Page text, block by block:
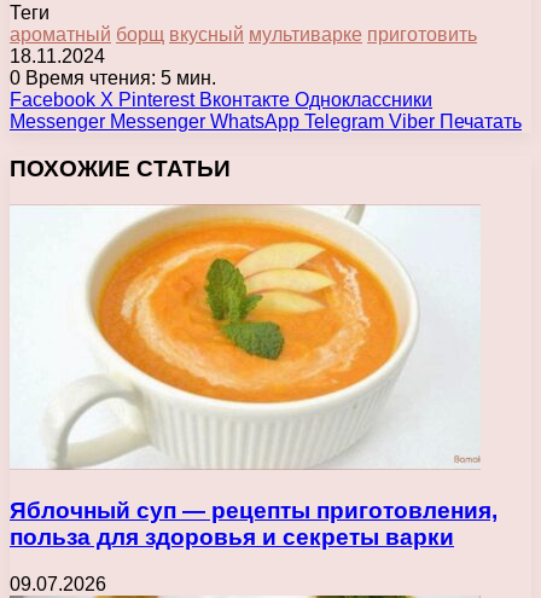
Теги
ароматный борщ вкусный мультиварке приготовить
18.11.2024
0 Время чтения: 5 мин.
Facebook X Pinterest Вконтакте Одноклассники
Messenger Messenger WhatsApp Telegram Viber Печатать
ПОХОЖИЕ СТАТЬИ
Яблочный суп — рецепты приготовления,
польза для здоровья и секреты варки
09.07.2026